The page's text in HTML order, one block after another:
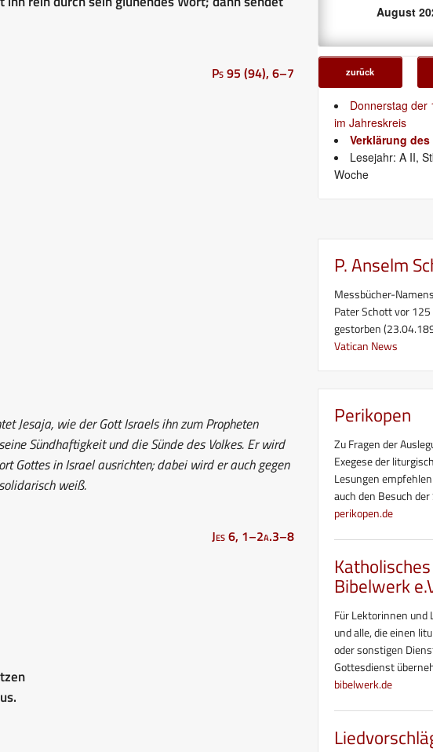
Ps 95 (94), 6–7
Jesaja, wie der Gott Israels ihn zum Propheten
Sündhaftigkeit und die Sünde des Volkes. Er wird
Gottes in Israel ausrichten; dabei wird er auch gegen
weiß.
Jes 6, 1–2a.3–8
August
zurück
Donnerstag der
im Jahreskreis
Verklärung des
Lesejahr: A II,
Woche
P. Anselm
Messbücher-
Pater Schott vor 125
gestorben
Vatican News
Perikopen
Zu Fragen der
Exegese der
Lesungen
auch den Besuch
perikopen.de
Katholisches
Bibelwerk
Für Lektorinnen und
und alle, die einen
oder sonstigen
Gottesdienst
bibelwerk.de